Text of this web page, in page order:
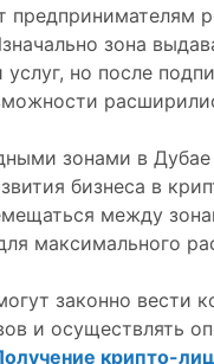
зона
но после
зонами в
бизнеса в
между
максимального
законно вести
и осуществлять
крипто-